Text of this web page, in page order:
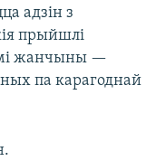
адзін з
прыйшлі
жанчыны —
па карагоднай